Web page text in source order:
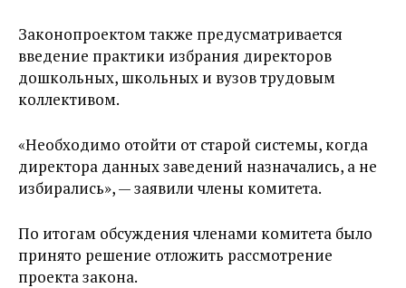
Законопроектом также предусматривается
введение практики избрания директоров
дошкольных, школьных и вузов трудовым
коллективом.
«Необходимо отойти от старой системы, когда
директора данных заведений назначались, а не
избирались», — заявили члены комитета.
По итогам обсуждения членами комитета было
принято решение отложить рассмотрение
проекта закона.